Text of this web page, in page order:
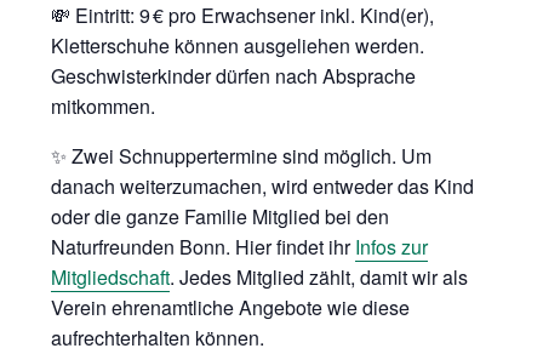
💸 Eintritt: 9 € pro Erwachsener inkl. Kind(er),
Kletterschuhe können ausgeliehen werden.
Geschwisterkinder dürfen nach Absprache
mitkommen.
✨ Zwei Schnuppertermine sind möglich. Um
danach weiterzumachen, wird entweder das Kind
oder die ganze Familie Mitglied bei den
Naturfreunden Bonn. Hier findet ihrInfos zur
Mitgliedschaft. Jedes Mitglied zählt, damit wir als
Verein ehrenamtliche Angebote wie diese
aufrechterhalten können.